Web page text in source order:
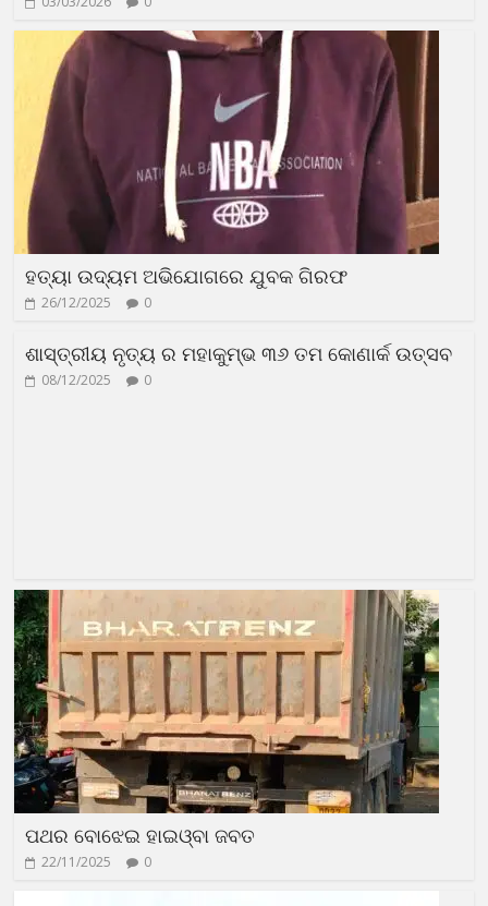
ହତ୍ୟା ଉଦ୍ୟମ ଅଭିଯୋଗରେ ଯୁବକ ଗିରଫ
26/12/2025 0
ଶାସ୍ତ୍ରୀୟ ନୃତ୍ୟ ର ମହାକୁମ୍ଭ ୩୬ ତମ କୋଣାର୍କ ଉତ୍ସବ
08/12/2025 0
ପଥର ବୋଝେଇ ହାଇଓ୍ବା ଜବତ
22/11/2025 0